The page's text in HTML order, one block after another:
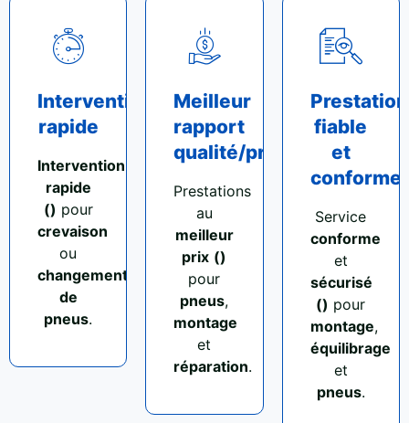
Intervention
rapide
Intervention
rapide
() pour
crevaison
ou
changement
de
pneus.
Meilleur
rapport
qualité/prix
Prestations
au
meilleur
prix ()
pour
pneus,
montage
et
réparation.
Prestation
fiable
et
conforme
Service
conforme
et
sécurisé
() pour
montage,
équilibrage
et
pneus.